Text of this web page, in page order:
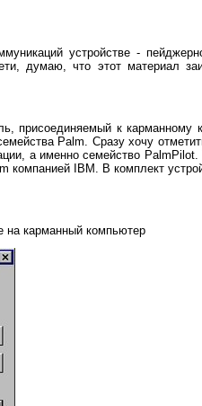
устройстве -
думаю, что этот материал
присоединяемый к
Palm. Сразу хочу
а именно семейство PalmPilot.
IBM. В комплект
на карманный компьютер